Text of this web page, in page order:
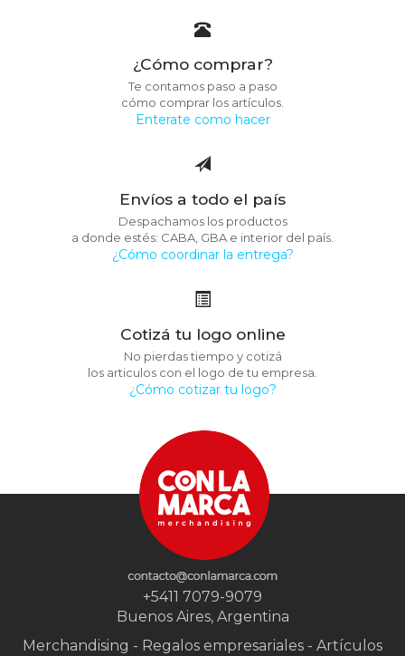
¿Cómo comprar?
Te contamos paso a paso
cómo comprar los artículos.
Enterate como hacer
Envíos a todo el país
Despachamos los productos
a donde estés: CABA, GBA e interior del país.
¿Cómo coordinar la entrega?
Cotizá tu logo online
No pierdas tiempo y cotizá
los articulos con el logo de tu empresa.
¿Cómo cotizar tu logo?
+5411 7079-9079
Buenos Aires, Argentina
Merchandising - Regalos empresariales - Artículos